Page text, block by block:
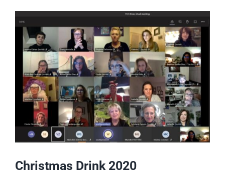
Christmas Drink 2020